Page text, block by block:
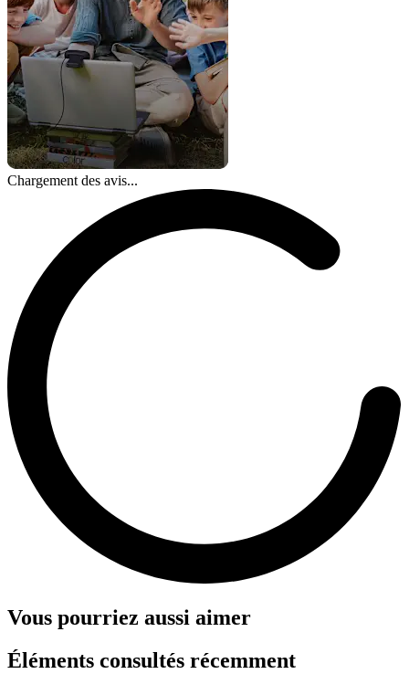
Chargement des avis...
Vous pourriez aussi aimer
Éléments consultés récemment